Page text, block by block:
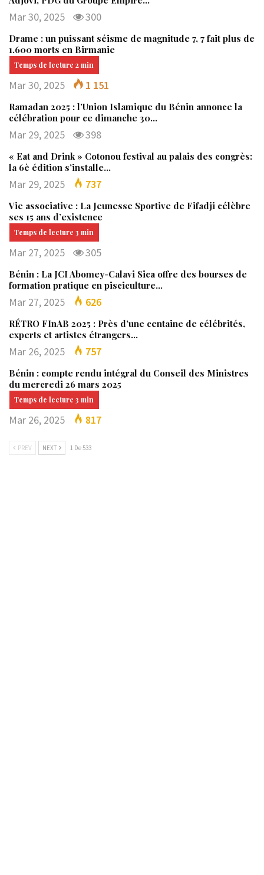
Mar 30, 2025 300
Drame : un puissant séisme de magnitude 7, 7 fait plus de
1.600 morts en Birmanie
Mar 30, 2025 1 151
Ramadan 2025 : l’Union Islamique du Bénin annonce la
célébration pour ce dimanche 30…
Mar 29, 2025 398
« Eat and Drink » Cotonou festival au palais des congrès:
la 6è édition s’installe…
Mar 29, 2025 737
Vie associative : La Jeunesse Sportive de Fifadji célèbre
ses 15 ans d’existence
Mar 27, 2025 305
Bénin : La JCI Abomey-Calavi Sica offre des bourses de
formation pratique en pisciculture…
Mar 27, 2025 626
RÉTRO FInAB 2025 : Près d’une centaine de célébrités,
experts et artistes étrangers…
Mar 26, 2025 757
Bénin : compte rendu intégral du Conseil des Ministres
du mercredi 26 mars 2025
Mar 26, 2025 817
PREV NEXT 1 De 533